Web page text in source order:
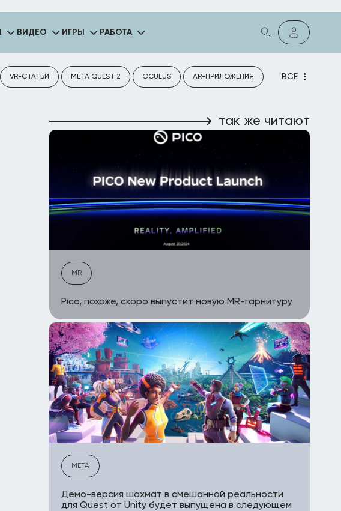
ВИДЕО ИГРЫ РАБОТА
VR-СТАТЬИ META QUEST 2 OCULUS AR-ПРИЛОЖЕНИЯ ВСЕ
так же читают
MR
Pico, похоже, скоро выпустит новую MR-гарнитуру
META
Демо-версия шахмат в смешанной реальности
для Quest от Unity будет выпущена в следующем